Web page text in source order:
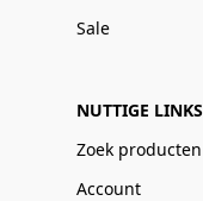
Sale
NUTTIGE LINKS
Zoek producten
Account